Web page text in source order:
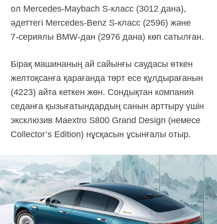
ол Mercedes-Maybach S-класс (3012 дана),
әдеттегі Mercedes-Benz S-класс (2596) және
7-сериялы BMW-дан (2976 дана) көп сатылған.
Бірақ машинаның ай сайынғы саудасы өткен
желтоқсанға қарағанда төрт есе құлдырағанын
(4223) айта кеткен жөн. Сондықтан компания
седанға қызығатындардың санын арттыру үшін
эксклюзив Maextro S800 Grand Design (немесе
Collector’s Edition) нұсқасын ұсынғалы отыр.